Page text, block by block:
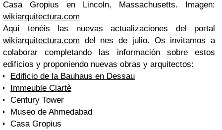
Casa Gropius en Lincoln, Massachusetts. Imagen:
wikiarquitectura.com
Aquí tenéis las nuevas actualizaciones del portal
wikiarquitectura.com del nes de julio. Os invitamos a
colaborar completando las información sobre estos
edificios y proponiendo nuevas obras y arquitectos:
Edificio de la Bauhaus en Dessau
Immeuble Clartè
Century Tower
Museo de Ahmedabad
Casa Gropius